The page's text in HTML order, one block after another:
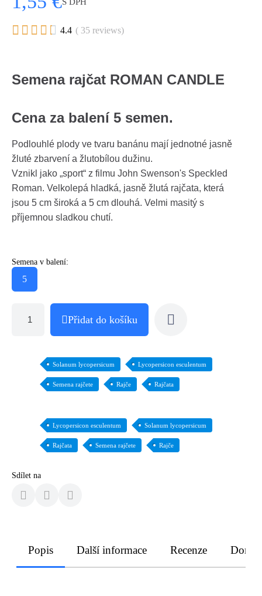
     4.4 ( 35 reviews)
Semena rajčat ROMAN CANDLE
Cena za balení 5 semen.
Podlouhlé plody ve tvaru banánu mají jednotné jasně
žluté zbarvení a žlutobílou dužinu.
Vznikl jako „sport“ z filmu John Swenson's Speckled
Roman. Velkolepá hladká, jasně žlutá rajčata, která
jsou 5 cm široká a 5 cm dlouhá. Velmi masitý s
příjemnou sladkou chutí.
Semena v balení:
5
Přidat do košíku
Solanum lycopersicum Lycopersicon esculentum
Semena rajčete Rajče Rajčata
Lycopersicon esculentum Solanum lycopersicum
Rajčata Semena rajčete Rajče
Sdílet na
Popis Další informace Recenze